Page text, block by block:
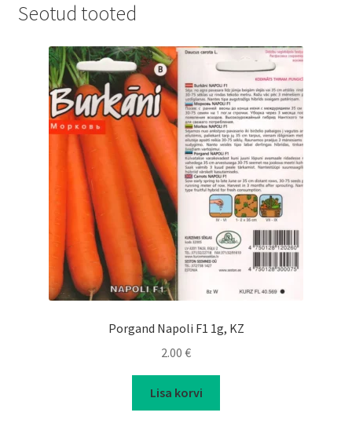
Seotud tooted
Porgand Napoli F1 1g, KZ
2.00 €
Lisa korvi